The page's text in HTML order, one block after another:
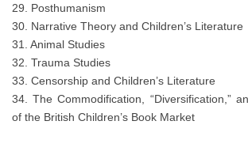
29. Posthumanism
30. Narrative Theory and Children’s Literature
31. Animal Studies
32. Trauma Studies
33. Censorship and Children’s Literature
34. The Commodification, “Diversification,”
of the British Children’s Book Market